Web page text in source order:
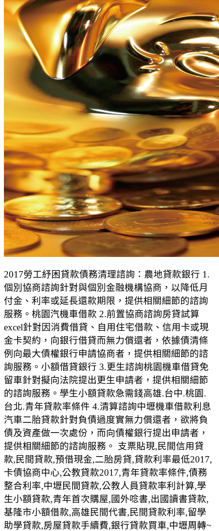
2017勞工紓困貸款債務清理諮詢：農地貸款銀行 1.
個別協商諮詢針對與個別金融機構協商，以降低月
付金、利率或延長還款期限，提供相關細節的諮詢
服務。桃園汽機車借款 2.前置協商諮詢房貸試算
excel針對因消費借貸、自用住宅借款、信用卡或現
金卡契約，向銀行借貸而無力償還者，依據債清條
例向最大債權銀行申請協商者，提供相關細節的諮
詢服務。小額借貸銀行 3.更生諮詢桃園機車借貸免
留車針對擬向法院提出更生申請者，提供相關細節
的諮詢服務。學生小額貸款急需錢高雄.台中.桃園.
台北.青年貸款率條件 4.清算諮詢中壢機車借款利息
汽車二胎貸款針對負債過度實無力償還者，欲將負
債及資產做一次處份，而向債權銀行提出申請者，
提供相關細節的諮詢服務。 支票貼現,民間信用貸
款,民間貸款,預借現金,二胎房貸,貸款利率最低2017,
卡債協商中心,公教貸款2017,青年貸款率條件,債務
整合利率,中壢民間貸款,公教人員貸款率利計算,學
生小額貸款,青年首次購屋,國外唸書,出國讀書貸款,
基隆市小額借款,高雄民間代書,民間貸款利率,留學
助學貸款,房屋貸款手續費,銀行貸款買車,中壢周轉~